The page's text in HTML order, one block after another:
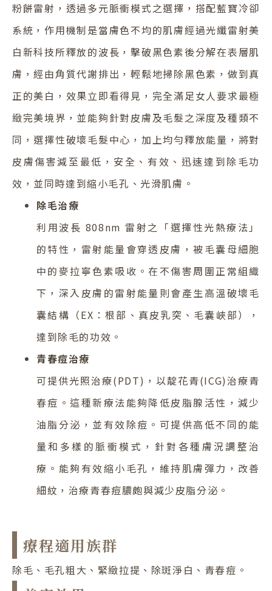
粉餅雷射，透過多元脈衝模式之選擇，搭配藍寶冷卻
系統，作用機制是當膚色不均的肌膚經過光纖雷射美
白新科技所釋放的波長，擊破黑色素後分解在表層肌
膚，經由角質代謝排出，輕鬆地掃除黑色素，做到真
正的美白，效果立即看得見，完全滿足女人要求最極
緻完美境界，並能夠針對皮膚及毛髮之深度及種類不
同，選擇性破壞毛髮中心，加上均勻釋放能量，將對
皮膚傷害減至最低，安全、有效、迅速達到除毛功
效，並同時達到縮小毛孔、光滑肌膚。
除毛治療
利用波長 808nm 雷射之「選擇性光熱療法」
的特性，雷射能量會穿透皮膚，被毛囊母細胞
中的麥拉寧色素吸收。在不傷害周圍正常組織
下，深入皮膚的雷射能量則會產生高溫破壞毛
囊結構（EX：根部、真皮乳突、毛囊峽部），
達到除毛的功效。
青春痘治療
可提供光照治療(PDT)，以靛花青(ICG)治療青
春痘。這種新療法能夠降低皮脂腺活性，減少
油脂分泌，並有效除痘。可提供高低不同的能
量和多樣的脈衝模式，針對各種膚況調整治
療。能夠有效縮小毛孔，維持肌膚彈力，改善
細紋，治療青春痘膿皰與減少皮脂分泌。
療程適用族群
除毛、毛孔粗大、緊緻拉提、除斑淨白、青春痘。